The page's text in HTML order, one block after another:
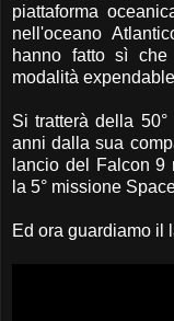
piattaforma
nell'oceano
hanno fatto sì
modalità
Si tratterà della
anni dalla sua
lancio del Falcon 9
la 5° missione
Ed ora guardiamo il